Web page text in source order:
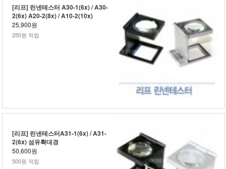
[리프] 린넨테스터 A30-1(6x) / A30-
2(6x) A20-2(8x) / A10-2(10x)
25,900원
250원 적립
[리프] 린넨테스터A31-1(6x) / A31-
2(6x) 섬유확대경
50,600원
500원 적립